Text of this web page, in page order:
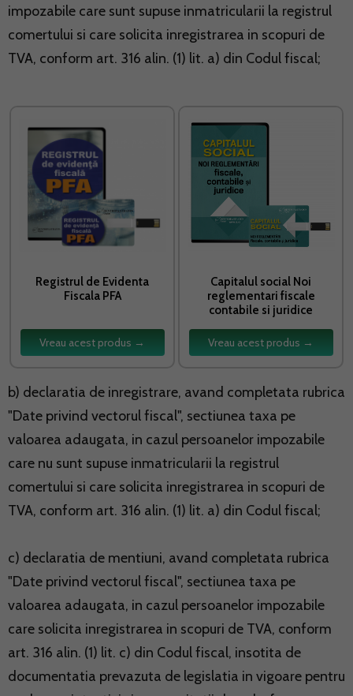
impozabile care sunt supuse inmatricularii la registrul
comertului si care solicita inregistrarea in scopuri de
TVA, conform art. 316 alin. (1) lit. a) din Codul fiscal;
Registrul de Evidenta
Fiscala PFA
Vreau acest produs →
Capitalul social Noi
reglementari fiscale
contabile si juridice
Vreau acest produs →
b) declaratia de inregistrare, avand completata rubrica
"Date privind vectorul fiscal", sectiunea taxa pe
valoarea adaugata, in cazul persoanelor impozabile
care nu sunt supuse inmatricularii la registrul
comertului si care solicita inregistrarea in scopuri de
TVA, conform art. 316 alin. (1) lit. a) din Codul fiscal;
c) declaratia de mentiuni, avand completata rubrica
"Date privind vectorul fiscal", sectiunea taxa pe
valoarea adaugata, in cazul persoanelor impozabile
care solicita inregistrarea in scopuri de TVA, conform
art. 316 alin. (1) lit. c) din Codul fiscal, insotita de
documentatia prevazuta de legislatia in vigoare pentru